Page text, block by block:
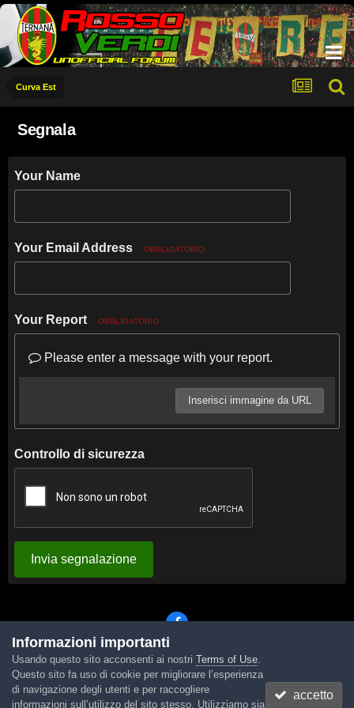
Curva Est
Segnala
Your Name
Your Email Address OBBLIGATORIO
Your Report OBBLIGATORIO
Please enter a message with your report.
Inserisci immagine da URL
Controllo di sicurezza
Invia segnalazione
Lingua Tema Contattaci Cookies
Powered by Invision Community
Informazioni importanti
Usando questo sito acconsenti ai nostri Terms of Use.
Questo sito fa uso di cookie per migliorare l’esperienza
di navigazione degli utenti e per raccogliere
informazioni sull’utilizzo del sito stesso. Utilizziamo sia
accetto